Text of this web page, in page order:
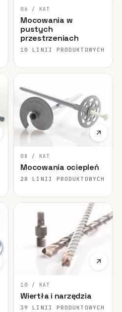
06 / KAT
Mocowania w
pustych
przestrzeniach
10 LINII PRODUKTOWYCH
08 / KAT
Mocowania ociepleń
28 LINII PRODUKTOWYCH
10 / KAT
Wiertła i narzędzia
39 LINII PRODUKTOWYCH